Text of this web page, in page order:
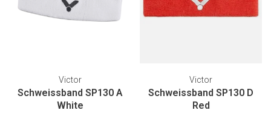
Victor
Schweissband SP130 A
White
Victor
Schweissband SP130 D
Red